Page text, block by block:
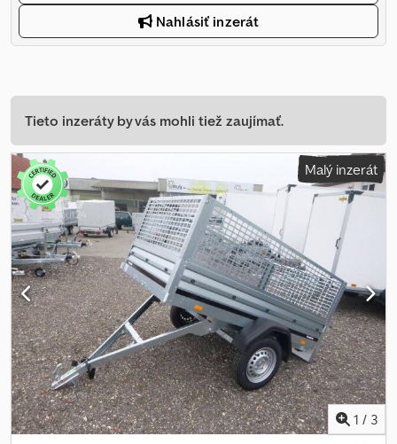
Nahlásiť inzerát
Tieto inzeráty by vás mohli tiež zaujímať.
Malý inzerát
1 / 3